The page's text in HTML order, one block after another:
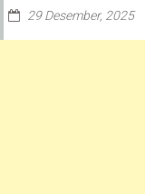
29 Desember, 2025